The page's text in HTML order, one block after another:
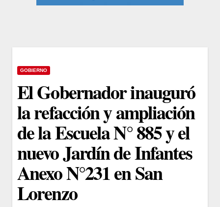
GOBIERNO
El Gobernador inauguró
la refacción y ampliación
de la Escuela N° 885 y el
nuevo Jardín de Infantes
Anexo N°231 en San
Lorenzo